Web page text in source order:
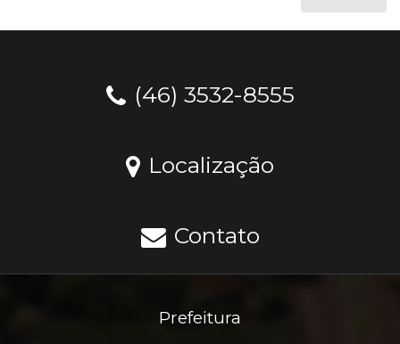
(46) 3532-8555
Localização
Contato
Prefeitura